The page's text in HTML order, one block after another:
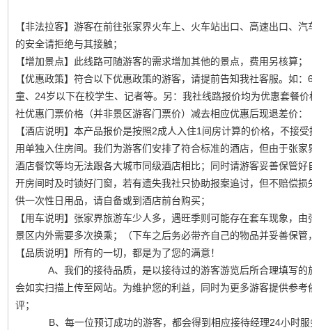
【非法拉客】游客在前往张家界火车上、火车站出口、高速出口、
的安全请拒绝与其接触；
【增加景点】此线路可随游客的需求增加其他的景点，费用另核算；
【优惠政策】符合以下优惠政策的游客，请提前告知我社客服。如
童、24岁以下在校学生、记者等。另：我社线路报价均为优惠套餐
社优惠门票价格（并非景区游客门票价）减去相应优惠后现退差价：
【酒店说明】本产品报价是按照2成人入住1间房计算的价格，不接
用单独入住房间。我们为游客们安排了符合标准的酒店，但由于张
酒店餐饮等均无法跟各大城市同级酒店相比；同时请游客妥善保管
开房间时及时锁好门窗，若有遗失我社只协助报案追讨，但不赔偿
供一次性日用品，请自备或到酒店前台购买；
【用车说明】张家界旅游车少人多，遇旺季则可能存在套车现象，
景区内外需要多次换乘；（下车之后务必带齐自己的物品并妥善保
【品质说明】所有的一切，都是为了您的满意！
A、我们的接待品质，是以接待过的游客游览后所合理填写的
会如实扫描上传至网站。为维护您的利益，同时为更多游客提供参
评；
B、每一位预订成功的游客，都会得到相应接待经理24小时服